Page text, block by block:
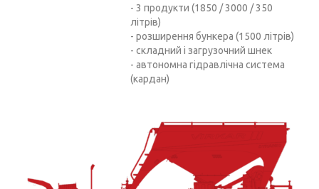
- 3 продукти (1850 / 3000 / 350
літрів)
- розширення бункера (1500 літрів)
- складний і загрузочний шнек
- автономна гідравлічна система
(кардан)